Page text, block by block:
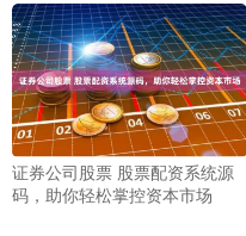
证券公司股票 股票配资系统源
码，助你轻松掌控资本市场